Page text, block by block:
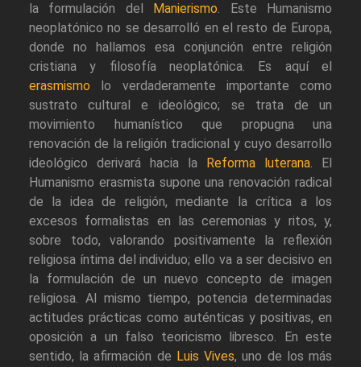
la formulación del
Manierismo. Este Humanismo
neoplatónico no se desarrolló en el resto de Europa,
donde no hallamos esa conjunción entre religión
cristiana y filosofía neoplatónica. Es aquí el
erasmismo lo verdaderamente importante como
sustrato cultural e ideológico; se trata de un
movimiento humanístico que propugna una
renovación de la religión tradicional y cuyo desarrollo
ideológico derivará hacia la
Reforma luterana. El
Humanismo erasmista supone una renovación radical
de la idea de religión, mediante la crítica a los
excesos formalistas en las ceremonias y ritos, y,
sobre todo, valorando positivamente la reflexión
religiosa íntima del individuo; ello va a ser decisivo en
la formulación de un nuevo concepto de imagen
religiosa. Al mismo tiempo, potencia determinadas
actitudes prácticas como auténticas y positivas, en
oposición a un falso teoricismo libresco. En este
sentido, la afirmación de Luis Vives, uno de los más